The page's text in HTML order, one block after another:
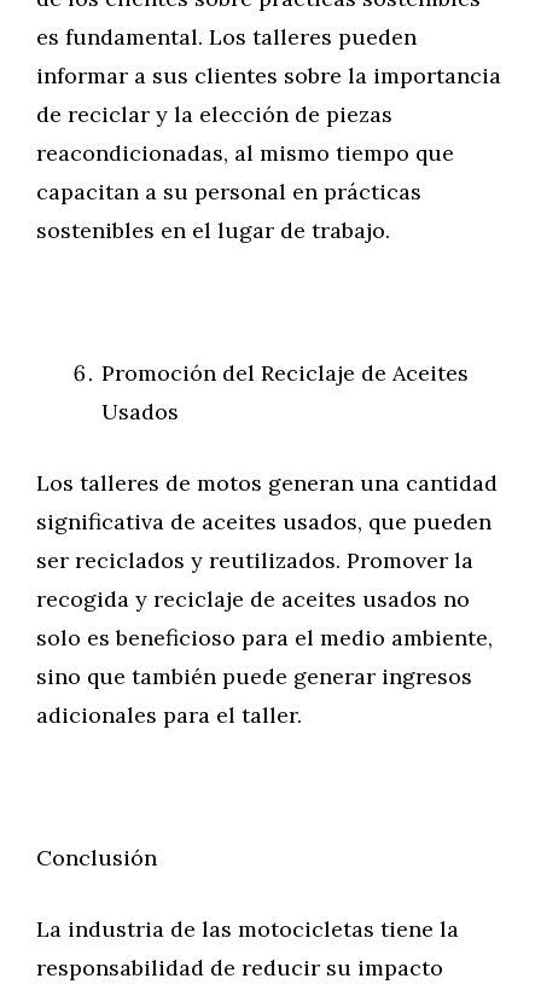
es fundamental. Los talleres pueden
informar a sus clientes sobre la importancia
de reciclar y la elección de piezas
reacondicionadas, al mismo tiempo que
capacitan a su personal en prácticas
sostenibles en el lugar de trabajo.
Promoción del Reciclaje de Aceites
Usados
Los talleres de motos generan una cantidad
significativa de aceites usados, que pueden
ser reciclados y reutilizados. Promover la
recogida y reciclaje de aceites usados no
solo es beneficioso para el medio ambiente,
sino que también puede generar ingresos
adicionales para el taller.
Conclusión
La industria de las motocicletas tiene la
responsabilidad de reducir su impacto